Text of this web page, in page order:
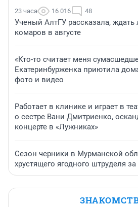
23 часа 16 016 48
Ученый АлтГУ рассказала, ждать
комаров в августе
«Кто-то считает меня
Екатеринбурженка приютила
фото и видео
Работает в клинике и играет в
о сестре Вани Дмитриенко,
концерте в «Лужниках»
Сезон черники в Мурманской
хрустящего ягодного штруделя